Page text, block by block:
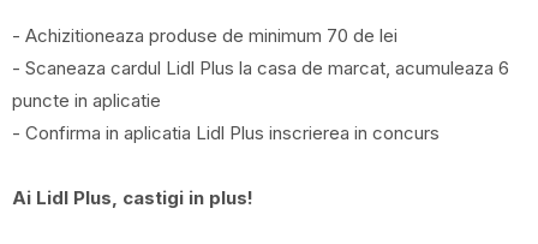
- Achizitioneaza produse de minimum 70 de lei
- Scaneaza cardul Lidl Plus la casa de marcat, acumuleaza 6
puncte in aplicatie
- Confirma in aplicatia Lidl Plus inscrierea in concurs
Ai Lidl Plus, castigi in plus!